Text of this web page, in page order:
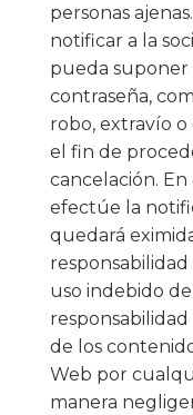
personas
notificar a la
pueda suponer
contraseña,
robo, extravío o
el fin de
cancelación.
efectúe la
quedará
uso indebido
de los
Web por
manera